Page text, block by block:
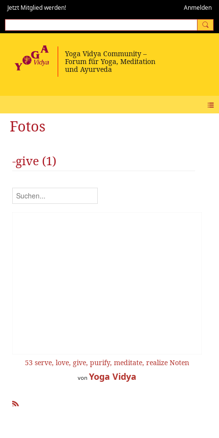
Jetzt Mitglied werden! Anmelden
Fotos
-give (1)
53 serve, love, give, purify, meditate, realize Noten
von Yoga Vidya